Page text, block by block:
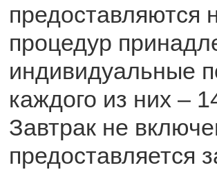
предоставляются
процедур
индивидуальные
каждого из них –
Завтрак не
предоставляется